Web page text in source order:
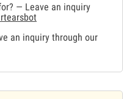
— Leave an inquiry
an inquiry through our